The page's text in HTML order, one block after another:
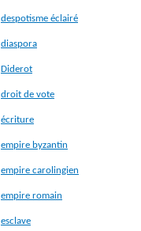
despotisme éclairé
diaspora
Diderot
droit de vote
écriture
empire byzantin
empire carolingien
empire romain
esclave